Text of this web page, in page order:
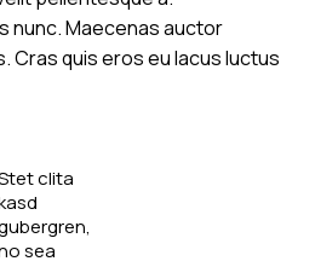
nunc. Maecenas auctor
Cras quis eros eu lacus luctus
clita
sea